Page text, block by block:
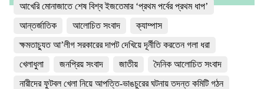
আখেরি মোনাজাতে শেষ বিশ্ব ইজতেমার ‘প্রথম পর্বের প্রথম ধাপ’
আন্তর্জাতিক
আলোচিত সংবাদ
ক্যাম্পাস
ক্ষমতাচ্যুত আ’লীগ সরকারের দাপট দেখিয়ে দূর্নীতি করতেন গলা ধরা
খেলাধুলা
জনপ্রিয় সংবাদ জাতীয়
দৈনিক আলোচিত সংবাদ
নারীদের ফুটবল খেলা নিয়ে আপত্তি-ভাঙচুরের ঘটনায় তদন্ত কমিটি গঠন